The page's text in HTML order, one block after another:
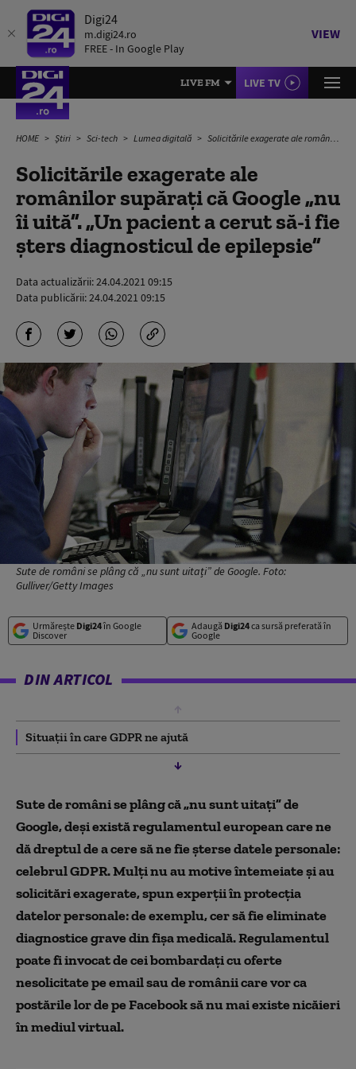
Digi24
m.digi24.ro
FREE - In Google Play
VIEW
LIVE FM LIVE TV
HOME Știri Sci-tech Lumea digitală Solicitările exagerate ale românilor supărați că Google „nu îi uită”. „Un pacient a cerut să-i fie șters diagnosticul de epilepsie”
Solicitările exagerate ale
românilor supărați că Google „nu
îi uită”. „Un pacient a cerut să-i fie
șters diagnosticul de epilepsie”
Data actualizării:24.04.2021 09:15
Data publicării:24.04.2021 09:15
Sute de români se plâng că „nu sunt uitați” de Google. Foto:
Gulliver/Getty Images
Urmărește Digi24în Google
Discover
Adaugă Digi24ca sursă preferată în
Google
DIN ARTICOL
Situații în care GDPR ne ajută
Sute de români se plâng că „nu sunt uitați” de
Google, deși există regulamentul european care ne
dă dreptul de a cere să ne fie șterse datele personale:
celebrul GDPR. Mulți nu au motive întemeiate și au
solicitări exagerate, spun experții în protecția
datelor personale: de exemplu, cer să fie eliminate
diagnostice grave din fișa medicală. Regulamentul
poate fi invocat de cei bombardați cu oferte
nesolicitate pe email sau de românii care vor ca
postările lor de pe Facebook să nu mai existe nicăieri
în mediul virtual.